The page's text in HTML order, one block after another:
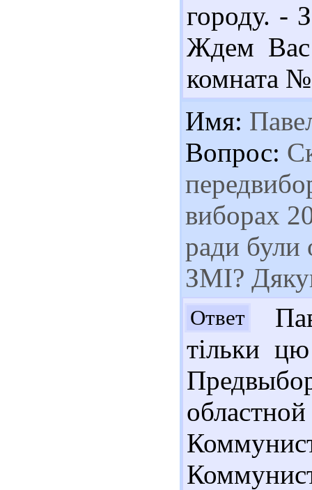
городу. -
Ждем Вас
комната
Имя:
Вопрос:
виборах
ради були
ЗМІ?
Ответ
тільки